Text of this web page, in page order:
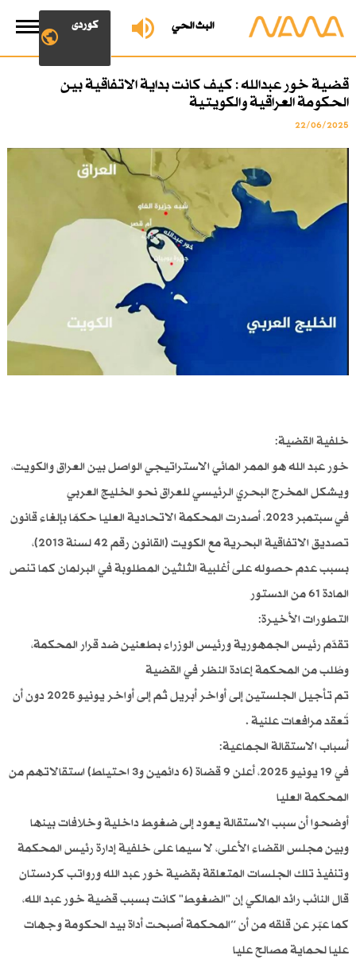
البث الحي کوردی
قضية خور عبدالله : كيف كانت بداية الاتفاقية بين
الحكومة العراقية والكويتية
22/06/2025
خلفية القضية:
خور عبد الله هو الممر المائي الاستراتيجي الواصل بين العراق والكويت،
ويشكل المخرج البحري الرئيسي للعراق نحو الخليج العربي
في سبتمبر 2023، أصدرت المحكمة الاتحادية العليا حكمًا بإلغاء قانون
تصديق الاتفاقية البحرية مع الكويت (القانون رقم 42 لسنة 2013)،
بسبب عدم حصوله على أغلبية الثلثين المطلوبة في البرلمان كما تنص
المادة 61 من الدستور
التطورات الأخيرة:
تقدّم رئيس الجمهورية ورئيس الوزراء بطعنين ضد قرار المحكمة،
وطُلب من المحكمة إعادة النظر في القضية
تم تأجيل الجلستين إلى أواخر أبريل ثم إلى أواخر يونيو 2025 دون أن
تُعقد مرافعات علنية .
أسباب الاستقالة الجماعية:
في 19 يونيو 2025، أعلن 9 قضاة (6 دائمين و3 احتياط) استقالاتهم من
المحكمة العليا
أوضحوا أن سبب الاستقالة يعود إلى ضغوط داخلية وخلافات بينها
وبين مجلس القضاء الأعلى، لا سيما على خلفية إدارة رئيس المحكمة
وتنفيذ تلك الجلسات المتعلقة بقضية خور عبد الله ورواتب كردستان
قال النائب رائد المالكي إن "الضغوط" كانت بسبب قضية خور عبد الله،
كما عبّر عن قلقه من أن “المحكمة أصبحت أداة بيد الحكومة وجهات
عليا لحماية مصالح عليا